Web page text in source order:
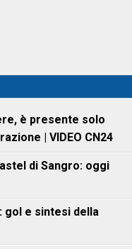
è presente solo
| VIDEO CN24
di Sangro: oggi
gol e sintesi della